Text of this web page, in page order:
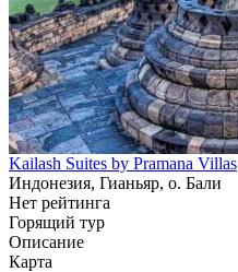
Kailash Suites by Pramana Villas
Индонезия, Гианьяр, о. Бали
Нет рейтинга
Горящий тур
Описание
Карта